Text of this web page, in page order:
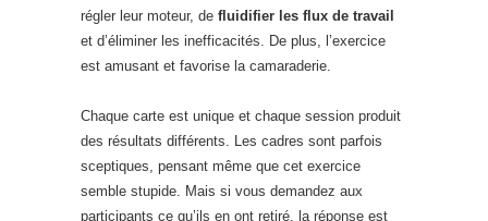
régler leur moteur, de fluidifier les flux de travail
et d’éliminer les inefficacités. De plus, l’exercice
est amusant et favorise la camaraderie.
Chaque carte est unique et chaque session produit
des résultats différents. Les cadres sont parfois
sceptiques, pensant même que cet exercice
semble stupide. Mais si vous demandez aux
participants ce qu’ils en ont retiré, la réponse est